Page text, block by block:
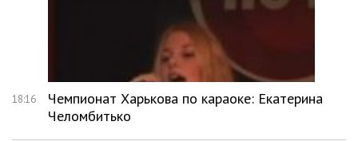
18:16
Чемпионат Харькова по караоке: Екатерина
Челомбитько